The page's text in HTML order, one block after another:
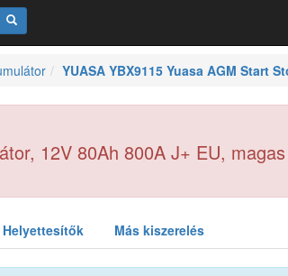
YUASA YBX9115 Yuasa AGM Start
12V 80Ah 800A J+ EU, magas
Helyettesítők Más kiszerelés